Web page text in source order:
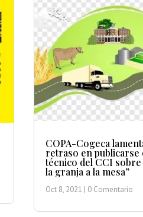
COPA-Cogeca
retraso en
técnico del CCI sobre
la granja a la mesa”
Oct 8, 2021 | 0 Comentario